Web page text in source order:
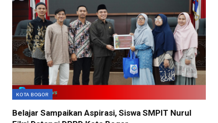
KOTA BOGOR
Belajar Sampaikan Aspirasi, Siswa SMPIT Nurul